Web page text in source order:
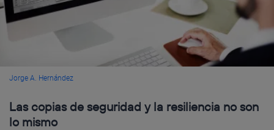
Jorge A. Hernández
Las copias de seguridad y la resiliencia no son
lo mismo